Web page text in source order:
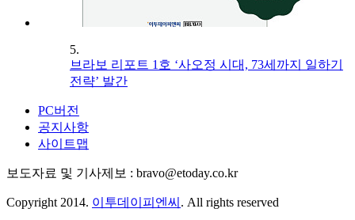
5.
브라보 리포트 1호 ‘사오정 시대, 73세까지 일하기
전략’ 발간
PC버전
공지사항
사이트맵
보도자료 및 기사제보 : bravo@etoday.co.kr
Copyright 2014. 이투데이피엔씨 . All rights reserved